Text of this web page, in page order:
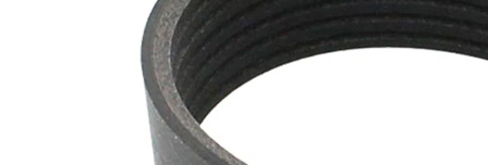
Numar
nervuri
SVHC
Nu sunt
disponibile
substante
(etilen